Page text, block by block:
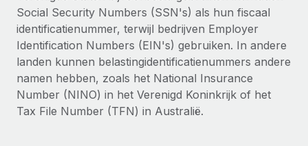
Compliance Watchtower
Blijf compliance-risico's voor
Apparaatbeheer
Lever en track wereldwijd IT-middelen
Entiteiten oprichten
Hoe AI-pionier Weaviate zijn team met 120%
liet groeien met Remote
Weaviate in één oogopslag Weaviate bouwt open source,
AI-first infrastructuur. De missie van het...
Meer informatie
Global Payroll
EOR en PEO
Contractor Management
Social Security Numbers (SSN's) als hun fiscaal
identificatienummer, terwijl bedrijven Employer
Identification Numbers (EIN's) gebruiken. In andere
landen kunnen belastingidentificatienummers andere
namen hebben, zoals het National Insurance
Number (NINO) in het Verenigd Koninkrijk of het
Tax File Number (TFN) in Australië.